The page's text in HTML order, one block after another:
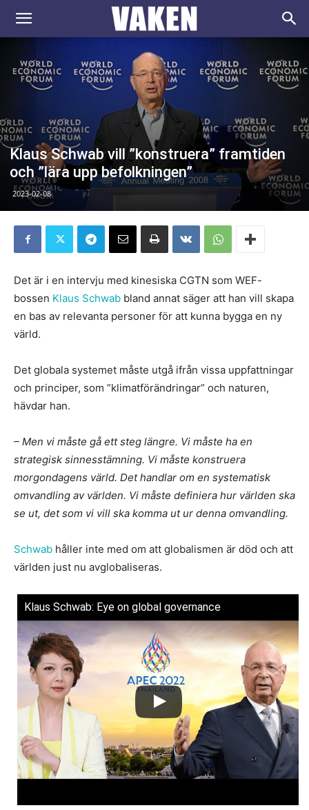
VAKEN.se
Klaus Schwab vill ”konstruera” framtiden
och ”lära upp befolkningen”
2023-02-08
Det är i en intervju med kinesiska CGTN som WEF-
bossen Klaus Schwab bland annat säger att han vill skapa
en bas av relevanta personer för att kunna bygga en ny
värld.
Det globala systemet måste utgå ifrån vissa uppfattningar
och principer, som ”klimatförändringar” och naturen,
hävdar han.
– Men vi måste gå ett steg längre. Vi måste ha en
strategisk sinnesstämning. Vi måste konstruera
morgondagens värld. Det handlar om en systematisk
omvandling av världen. Vi måste definiera hur världen ska
se ut, det som vi vill ska komma ut ur denna omvandling.
Schwab håller inte med om att globalismen är död och att
världen just nu avglobaliseras.
Klaus Schwab: Eye on global governance